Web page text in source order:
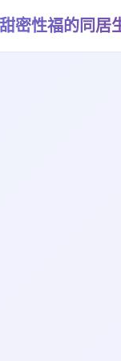
密性福的同居